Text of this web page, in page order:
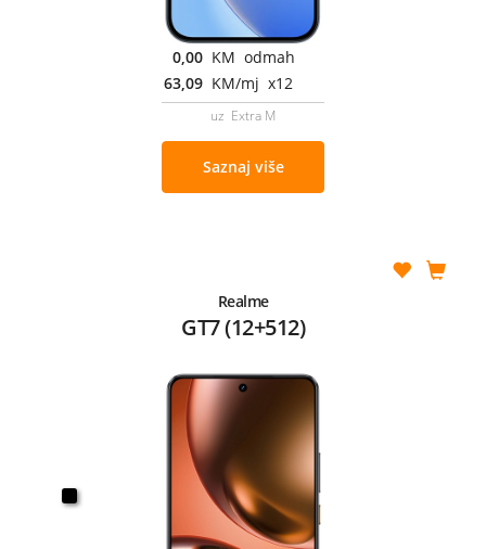
0,00 KM odmah
63,09 KM/mj x12
uz Extra M
Saznaj više
Realme
GT7 (12+512)